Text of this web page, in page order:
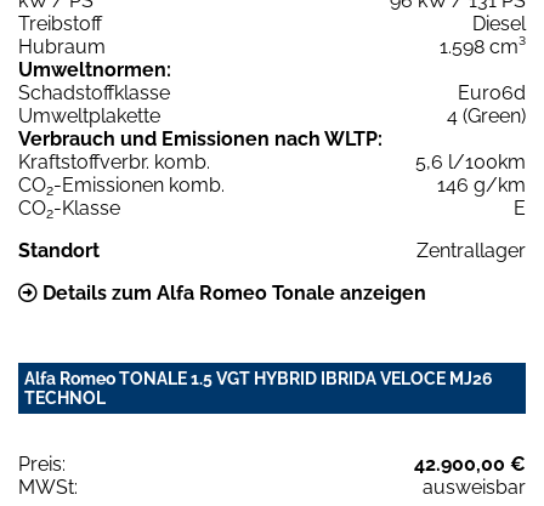
Treibstoff
Diesel
Hubraum
1.598 cm³
Umweltnormen:
Schadstoffklasse
Euro6d
Umweltplakette
4 (Green)
Verbrauch und Emissionen nach WLTP:
Kraftstoffverbr. komb.
5,6 l/100km
CO2-Emissionen komb.
146 g/km
CO2-Klasse
E
Standort
Zentrallager
Details zum Alfa Romeo Tonale anzeigen
Alfa Romeo TONALE 1.5 VGT HYBRID IBRIDA VELOCE MJ26
TECHNOL
Preis:
42.900,00 €
MWSt:
ausweisbar